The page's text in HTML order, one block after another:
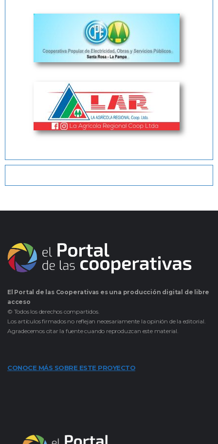
El Portal de las Cooperativas es una producción digital de libre
acceso
© Todos los derechos compartidos.
Los artículos firmados no reflejan necesariamente la opinión de la editorial.
Agradecemos citar la fuente cuando reproduzcan este material.
CONOCE MÁS SOBRE ESTE PROYECTO